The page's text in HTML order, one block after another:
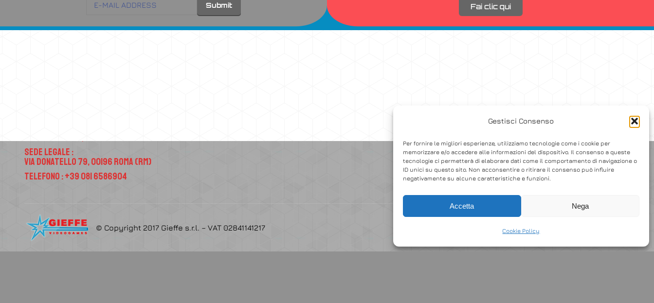
Gestisci Consenso
Per fornire le migliori esperienze, utilizziamo tecnologie come i cookie per
memorizzare e/o accedere alle informazioni del dispositivo. Il consenso a queste
tecnologie ci permetterà di elaborare dati come il comportamento di navigazione o
ID unici su questo sito. Non acconsentire o ritirare il consenso può influire
negativamente su alcune caratteristiche e funzioni.
Accetta Nega
Cookie Policy
Fai clic qui
Sede Legale :
Via Donatello 79, 00196 Roma (RM)
Telefono : +39 081 6586904
© Copyright 2017 Gieffe s.r.l. – VAT 02841141217
UNLOCK A NEW LEVEL OF FUN